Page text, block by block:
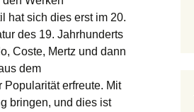
hat sich dies erst im 20.
des 19. Jahrhunderts
Coste, Mertz und dann
dem
erfreute. Mit
bringen, und dies ist